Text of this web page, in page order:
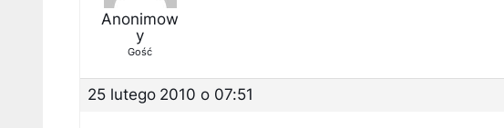
Anonimow
y
Gość
25 lutego 2010 o 07:51